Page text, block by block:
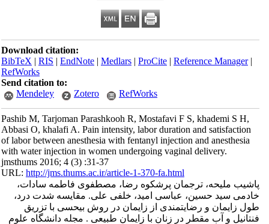
Download citation:
BibTeX|RIS|EndNote| Medlars| ProCite|Reference
RefWorks
Send citation to:
Mendeley
Zotero RefWorks
Pashib M, Tarjoman Parashkooh R, Mostafavi F S, khademi
Abbasi O, khalafi A. Pain intensity, labor duration and
of labor between anesthesia with fentanyl injection and
with water injection in women undergoing vaginal delivery.
jmsthums 2016; 4 (3) :31-37
URL:http://jms.thums.ac.ir/article-1-370-fa.html
ملیحه، ترجمان پرشکوه رضا، مصطفوی فاطمه سادات،
سید حسین، عباسی امید، خلفی علی. مقایسه شدت درد،
و رضایتمندی از زایمان در روش بیحسی با تزریق
و آب مقطر در زنان با زایمان طبیعی . مجله دانشگاه علوم